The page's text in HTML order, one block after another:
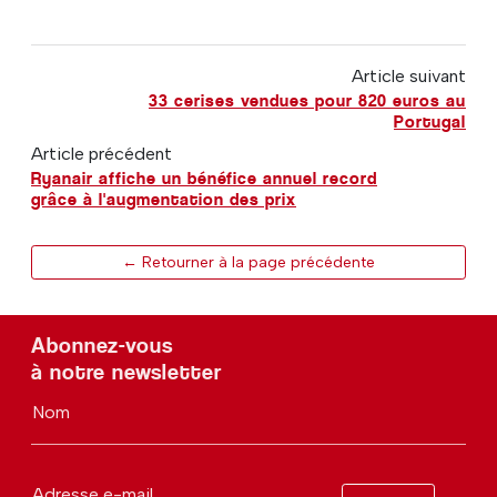
Article suivant
33 cerises vendues pour 820 euros au
Portugal
Article précédent
Ryanair affiche un bénéfice annuel record
grâce à l'augmentation des prix
← Retourner à la page précédente
Abonnez-vous
à notre newsletter
Nom